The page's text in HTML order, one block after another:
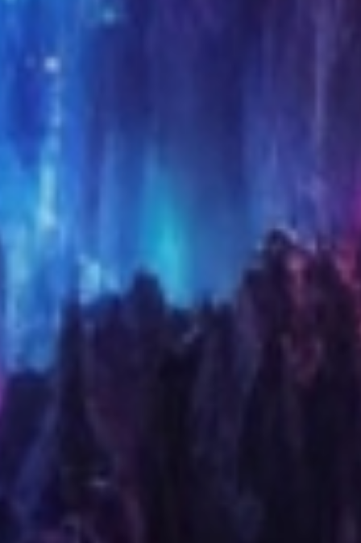
yeux des médias venus filmer l'événement.
déclenche l'explosion de vieux obus restés au
fond de la Seine. Cela fait fuir le requin mais
ensuite secours à Adil, fortement blessé. Mais
ils se retrouvent encerclés par plusieurs
reproduits, gagnent de nombreuses grandes
villes dans le monde comme Londres, New
York, Bangkok, Venise ou Tokyo.